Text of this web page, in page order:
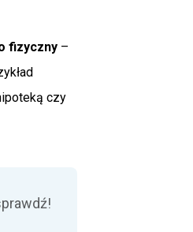
fizyczny –
czy